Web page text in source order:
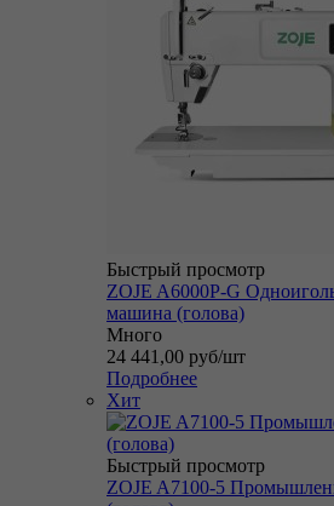
Быстрый просмотр
ZOJE A6000P-G
машина (голова)
Много
24 441,00 руб/шт
Подробнее
Хит
Быстрый просмотр
ZOJE A7100-5